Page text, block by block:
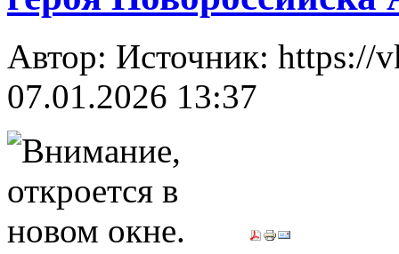
Автор: Источник: https://
07.01.2026 13:37